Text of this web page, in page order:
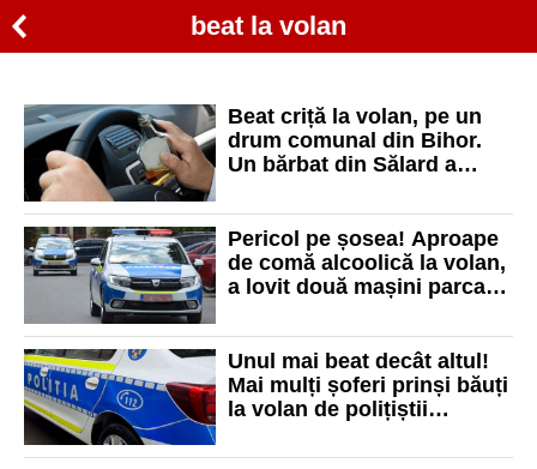
beat la volan
Beat criță la volan, pe un
drum comunal din Bihor.
Un bărbat din Sălard a
Pericol pe șosea! Aproape
de comă alcoolică la volan,
a lovit două mașini parcate
Unul mai beat decât altul!
Mai mulți șoferi prinși băuți
la volan de polițiștii